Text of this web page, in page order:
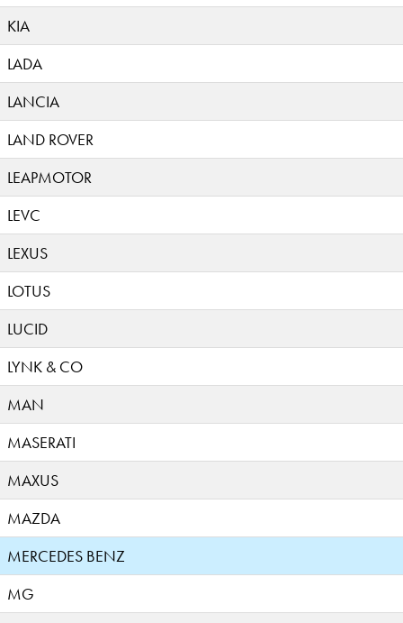
KIA
LADA
LANCIA
LAND ROVER
LEAPMOTOR
LEVC
LEXUS
LOTUS
LUCID
LYNK & CO
MAN
MASERATI
MAXUS
MAZDA
MERCEDES BENZ
MG